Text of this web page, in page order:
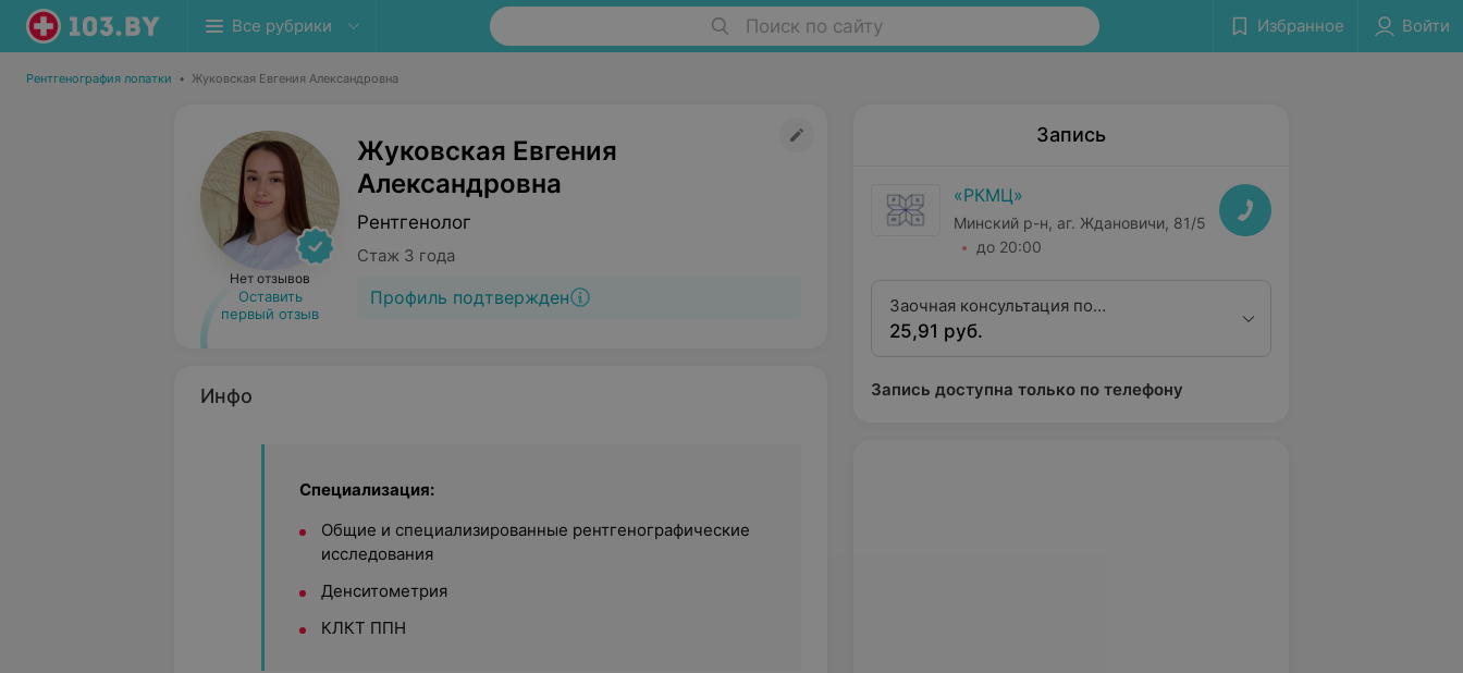
Все рубрики Поиск по сайту Избранное Войти
Рентгенография лопатки • Жуковская Евгения Александровна
Нет отзывов
Оставить
первый отзыв
Жуковская Евгения
Александровна
Рентгенолог
Стаж 3 года
Профиль подтвержден
Инфо
Специализация:
Общие и специализированные рентгенографические
исследования
Денситометрия
КЛКТ ППН
Запись
«РКМЦ»
Минский р-н, аг. Ждановичи, 81/5
до 20:00
Заочная консультация по
предоставленным рентгенограммам с
25,91 руб.
Запись доступна только по телефону